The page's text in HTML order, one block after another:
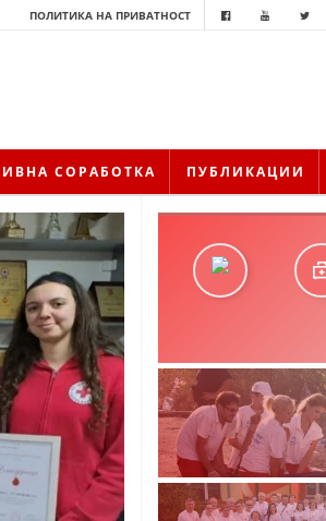
ПОЛИТИКА НА ПРИВАТНОСТ
СОРАБОТКА ПУБЛИКАЦИИ